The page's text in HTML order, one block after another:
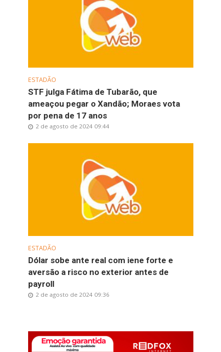
ESTADÃO
STF julga Fátima de Tubarão, que
ameaçou pegar o Xandão; Moraes vota
por pena de 17 anos
2 de agosto de 2024 09:44
ESTADÃO
Dólar sobe ante real com iene forte e
aversão a risco no exterior antes de
payroll
2 de agosto de 2024 09:36